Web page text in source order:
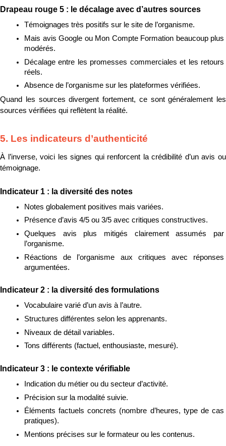
Drapeau rouge 5 : le décalage avec d’autres sources
Témoignages très positifs sur le site de l’organisme.
Mais avis Google ou Mon Compte Formation beaucoup plus
modérés.
Décalage entre les promesses commerciales et les retours
réels.
Absence de l’organisme sur les plateformes vérifiées.
Quand les sources divergent fortement, ce sont généralement les
sources vérifiées qui reflètent la réalité.
5. Les indicateurs d’authenticité
À l’inverse, voici les signes qui renforcent la crédibilité d’un avis ou
témoignage.
Indicateur 1 : la diversité des notes
Notes globalement positives mais variées.
Présence d’avis 4/5 ou 3/5 avec critiques constructives.
Quelques avis plus mitigés clairement assumés par
l’organisme.
Réactions de l’organisme aux critiques avec réponses
argumentées.
Indicateur 2 : la diversité des formulations
Vocabulaire varié d’un avis à l’autre.
Structures différentes selon les apprenants.
Niveaux de détail variables.
Tons différents (factuel, enthousiaste, mesuré).
Indicateur 3 : le contexte vérifiable
Indication du métier ou du secteur d’activité.
Précision sur la modalité suivie.
Éléments factuels concrets (nombre d’heures, type de cas
pratiques).
Mentions précises sur le formateur ou les contenus.